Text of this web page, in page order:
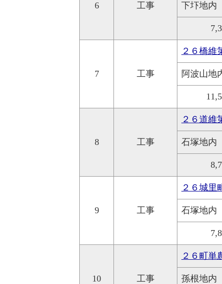
6 工事 下圷地内
7 工事
２６橋
阿波山地
8 工事
２６道維
石塚地内
9 工事
２６城里
石塚地内
10 工事
２６町
孫根地内